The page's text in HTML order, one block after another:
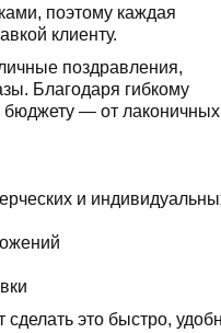
поэтому каждая
клиенту.
поздравления,
Благодаря гибкому
бюджету — от лаконичных
и
это быстро,